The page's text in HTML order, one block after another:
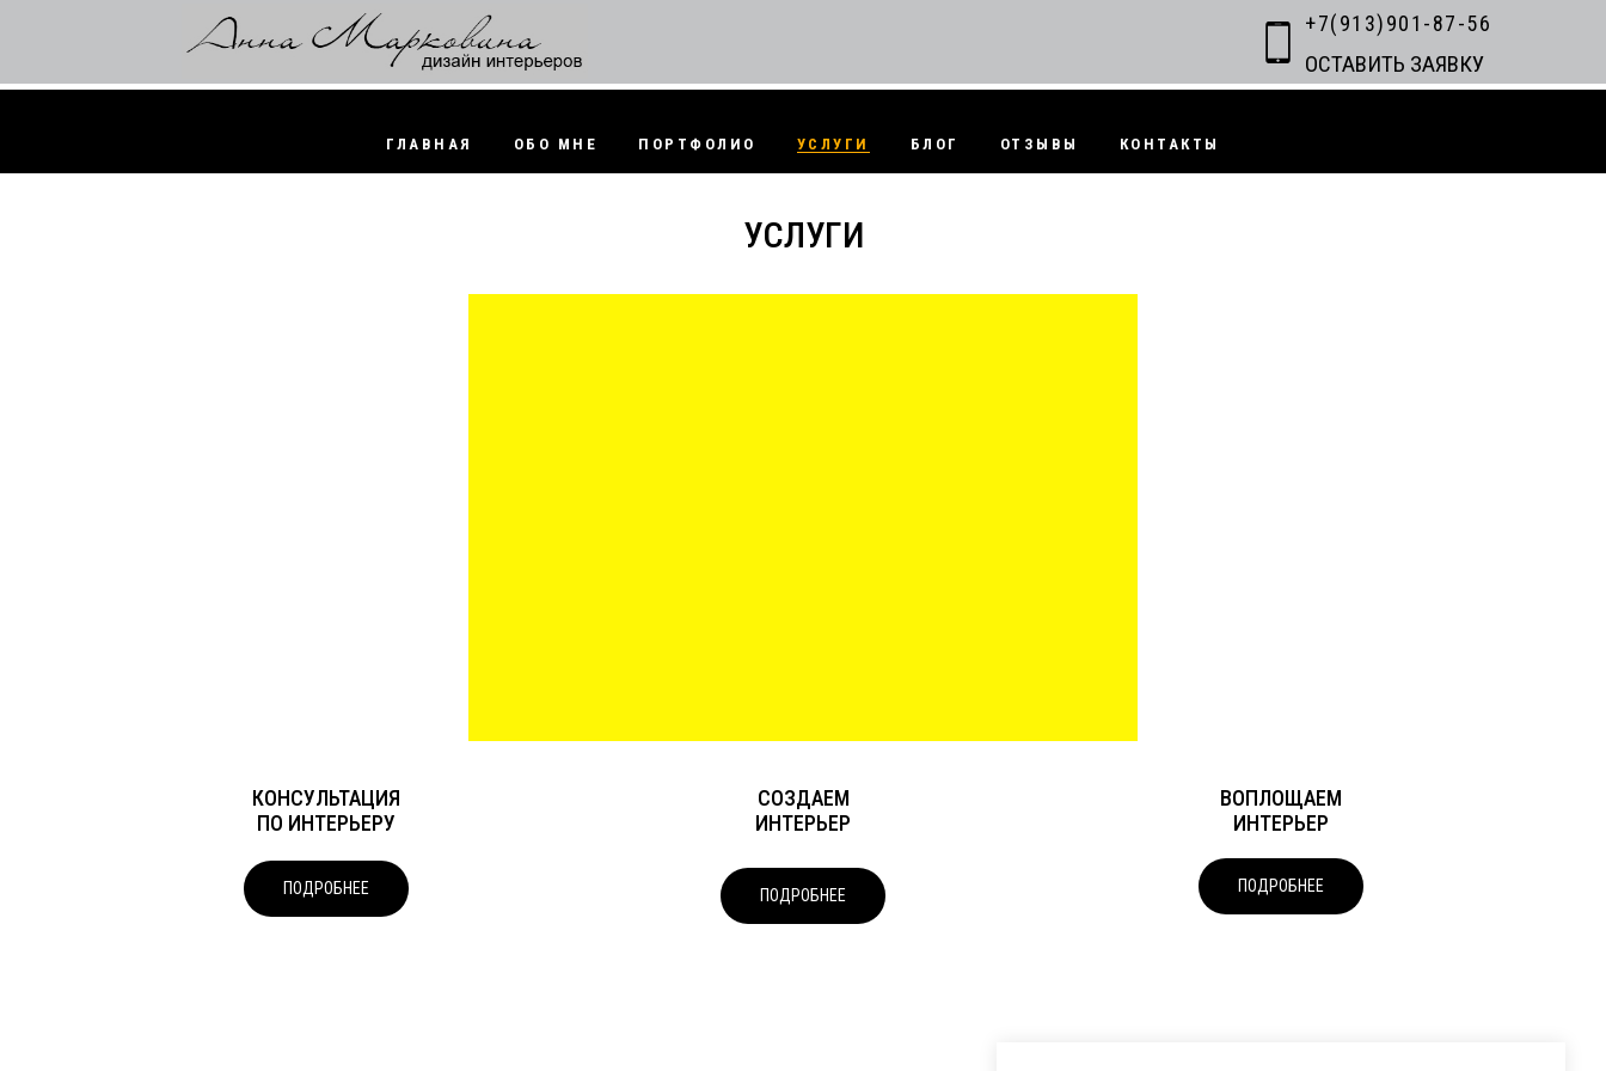
+7(913)901-87-56
ОСТАВИТЬ ЗАЯВКУ
ГЛАВНАЯ ОБО МНЕ ПОРТФОЛИО УСЛУГИ БЛОГ ОТЗЫВЫ КОНТАКТЫ
УСЛУГИ
ВОПЛОЩАЕМ
ИНТЕРЬЕР
СОЗДАЕМ
ИНТЕРЬЕР
КОНСУЛЬТАЦИЯ
ПО ИНТЕРЬЕРУ
ПОДРОБНЕЕ ПОДРОБНЕЕ ПОДРОБНЕЕ